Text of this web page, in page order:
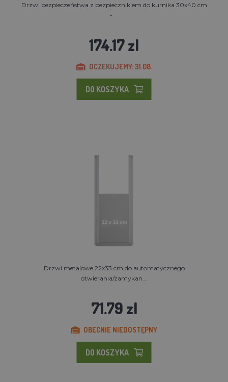
Drzwi bezpieczeństwa z bezpiecznikiem do kurnika 30x40 cm
- ...
174.17 zl
OCZEKUJEMY: 31.08.
DO KOSZYKA
Drzwi metalowe 22x33 cm do automatycznego
otwierania/zamykan...
71.79 zl
OBECNIE NIEDOSTĘPNY
DO KOSZYKA